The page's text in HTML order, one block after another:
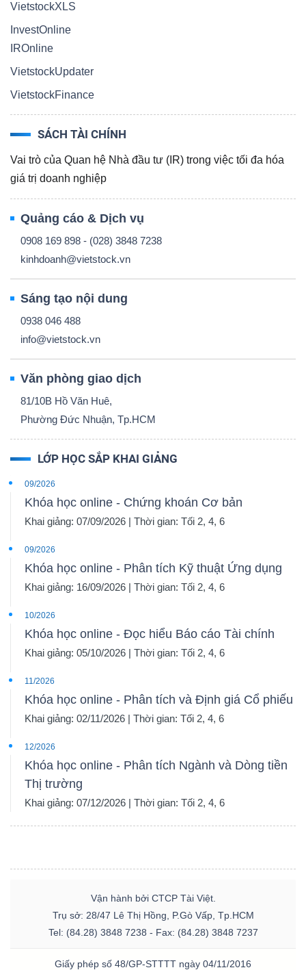
VietstockXLS
InvestOnline
IROnline
VietstockUpdater
VietstockFinance
SÁCH TÀI CHÍNH
Vai trò của Quan hệ Nhà đầu tư (IR) trong việc tối đa hóa
giá trị doanh nghiệp
Quảng cáo & Dịch vụ
0908 169 898 - (028) 3848 7238
kinhdoanh@vietstock.vn
Sáng tạo nội dung
0938 046 488
info@vietstock.vn
Văn phòng giao dịch
81/10B Hồ Văn Huê,
Phường Đức Nhuận, Tp.HCM
LỚP HỌC SẮP KHAI GIẢNG
09/2026
Khóa học online - Chứng khoán Cơ bản
Khai giảng: 07/09/2026 | Thời gian: Tối 2, 4, 6
09/2026
Khóa học online - Phân tích Kỹ thuật Ứng dụng
Khai giảng: 16/09/2026 | Thời gian: Tối 2, 4, 6
10/2026
Khóa học online - Đọc hiểu Báo cáo Tài chính
Khai giảng: 05/10/2026 | Thời gian: Tối 2, 4, 6
11/2026
Khóa học online - Phân tích và Định giá Cổ phiếu
Khai giảng: 02/11/2026 | Thời gian: Tối 2, 4, 6
12/2026
Khóa học online - Phân tích Ngành và Dòng tiền
Thị trường
Khai giảng: 07/12/2026 | Thời gian: Tối 2, 4, 6
Vận hành bởi CTCP Tài Việt.
Trụ sở: 28/47 Lê Thị Hồng, P.Gò Vấp, Tp.HCM
Tel: (84.28) 3848 7238 - Fax: (84.28) 3848 7237
Giấy phép số 48/GP-STTTT ngày 04/11/2016